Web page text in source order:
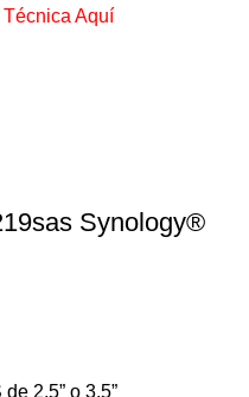
Aquí
Synology®
2.5” o 3.5”